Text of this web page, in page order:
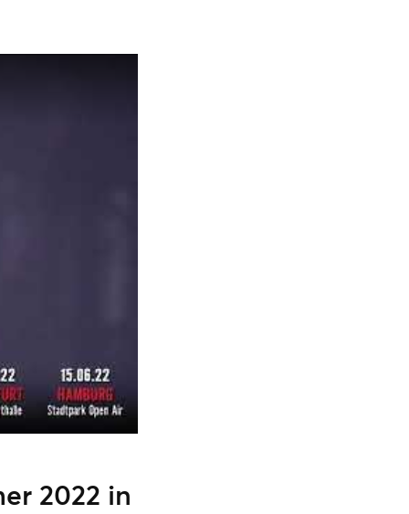
2022 in